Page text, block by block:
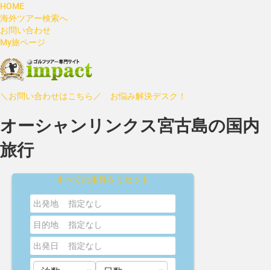
HOME
海外ツアー検索へ
お問い合わせ
My旅ページ
＼お問い合わせはこちら／ お悩み解決デスク！
オーシャンリンクス宮古島の国内
旅行
すべての条件をリセット
出発地
指定なし
目的地
指定なし
出発日
指定なし